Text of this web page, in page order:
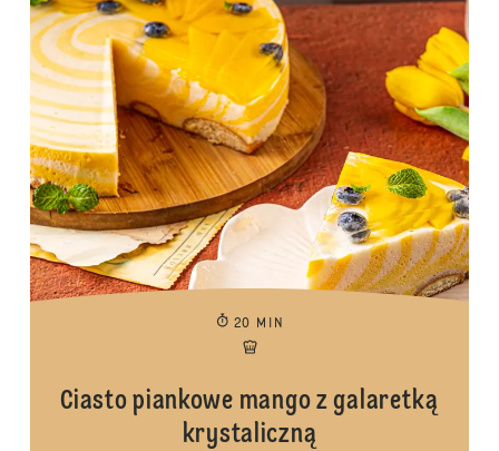
20 MIN
Ciasto piankowe mango z galaretką
krystaliczną